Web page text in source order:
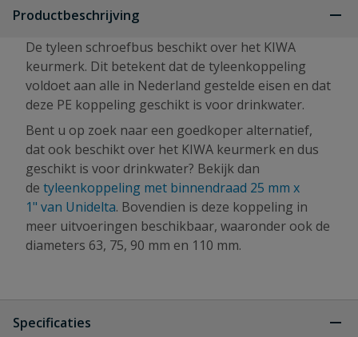
Productbeschrijving
De tyleen schroefbus beschikt over het KIWA
keurmerk. Dit betekent dat de tyleenkoppeling
voldoet aan alle in Nederland gestelde eisen en dat
deze PE koppeling geschikt is voor drinkwater.
Bent u op zoek naar een goedkoper alternatief,
dat ook beschikt over het KIWA keurmerk en dus
geschikt is voor drinkwater? Bekijk dan
de tyleenkoppeling met binnendraad 25 mm x
1" van Unidelta. Bovendien is deze koppeling in
meer uitvoeringen beschikbaar, waaronder ook de
diameters 63, 75, 90 mm en 110 mm.
Specificaties